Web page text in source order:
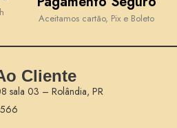
Aceitamos cartão, Pix e Boleto
Cliente
sala 03 – Rolândia, PR